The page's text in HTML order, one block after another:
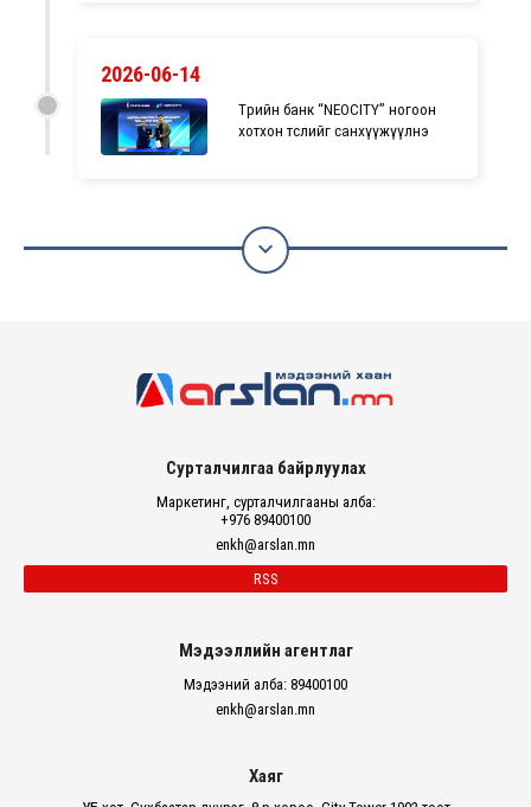
2026-06-14
Төрийн банк “NEOCITY” ногоон
хотхон төслийг санхүүжүүлнэ

Сурталчилгаа байрлуулах
Маркетинг, сурталчилгааны алба:
+976 89400100
enkh@arslan.mn
RSS
Мэдээллийн агентлаг
Мэдээний алба: 89400100
enkh@arslan.mn
Хаяг